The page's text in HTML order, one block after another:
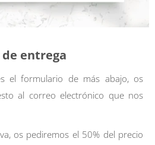
entrega
el formulario de más abajo, os
al correo electrónico que nos
os pediremos el 50% del precio